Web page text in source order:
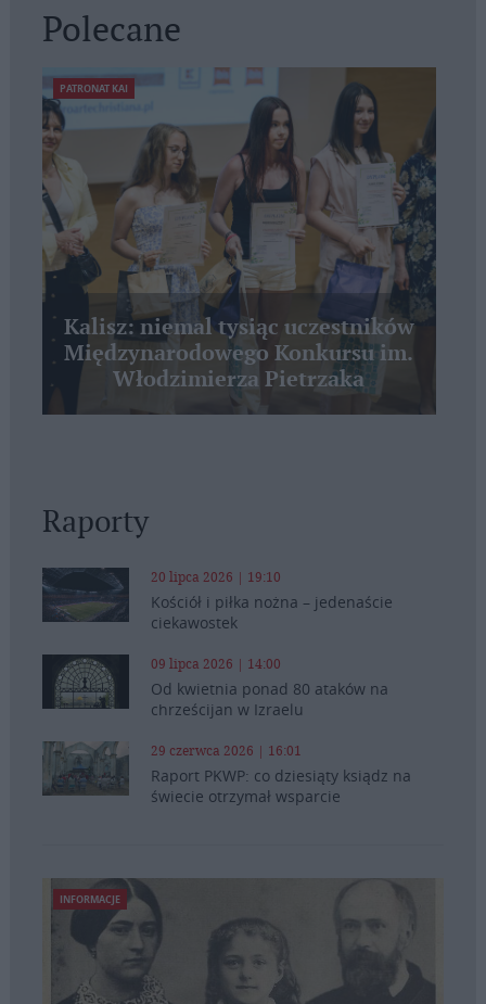
Polecane
PATRONAT KAI
Kalisz: niemal tysiąc uczestników
Międzynarodowego Konkursu im.
Włodzimierza Pietrzaka
Raporty
20 lipca 2026 | 19:10
Kościół i piłka nożna – jedenaście
ciekawostek
09 lipca 2026 | 14:00
Od kwietnia ponad 80 ataków na
chrześcijan w Izraelu
29 czerwca 2026 | 16:01
Raport PKWP: co dziesiąty ksiądz na
świecie otrzymał wsparcie
INFORMACJE